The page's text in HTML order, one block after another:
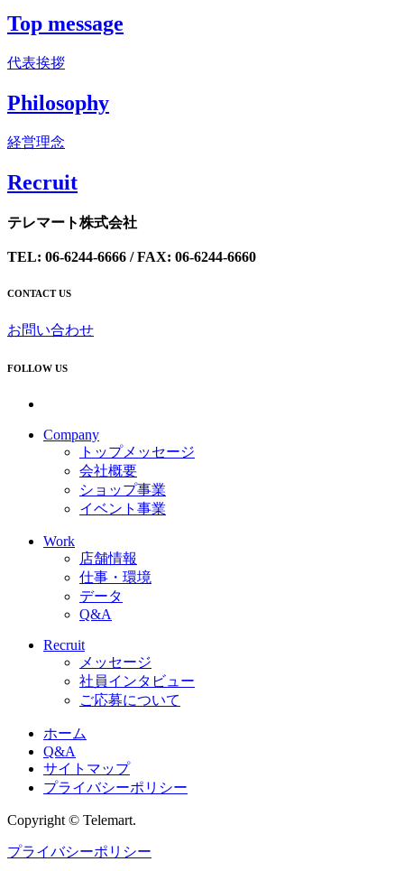
Top message
代表挨拶
Philosophy
経営理念
Recruit
テレマート株式会社
TEL: 06-6244-6666 / FAX: 06-6244-6660
CONTACT US
お問い合わせ
FOLLOW US
Company
トップメッセージ
会社概要
ショップ事業
イベント事業
Work
店舗情報
仕事・環境
データ
Q&A
Recruit
メッセージ
社員インタビュー
ご応募について
ホーム
Q&A
サイトマップ
プライバシーポリシー
Copyright © Telemart.
プライバシーポリシー